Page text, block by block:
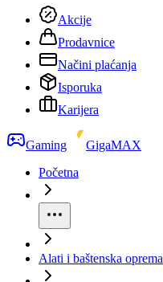
Akcije
Prodavnice
Načini plaćanja
Isporuka
Karijera
Gaming
GigaMAX
Početna
Alati i baštenska oprema